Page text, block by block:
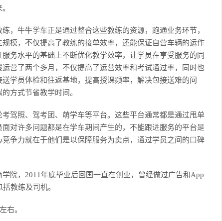
，牛牛学车正是通过整合这些教练的资源，跑通业务环节，
模，不仅提高了教练的接单效率，还能保证自营车辆的运作
务水平的基础上不断优化教学效率，让学员在享受服务的同
营了两个多月，不仅提高了运营效率和考试通过率，同时也
学员体检和往返基地，提高授课频率，解决包接送难的问
方式节省教学时间。
驾照、驾考团、萌学车等平台。这些平台通常都是通过甩单
对许多问题都是在学车期间产生的，不能跟进服务的平台是
争力就在于他们是以保障服务为卖点，通过学员之间的口碑
院，2011年底毕业后回国一直在创业，曾经做过广告和App
教练及司机。
右。